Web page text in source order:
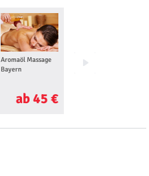
Aromaöl Massage
Bayern
ab 45 €
Wellness für